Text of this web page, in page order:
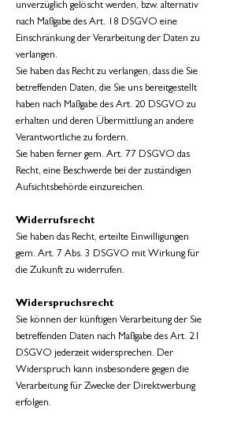
unverzüglich gelöscht werden, bzw. alternativ
nach Maßgabe des Art. 18 DSGVO eine
Einschränkung der Verarbeitung der Daten zu
verlangen.
Sie haben das Recht zu verlangen, dass die Sie
betreffenden Daten, die Sie uns bereitgestellt
haben nach Maßgabe des Art. 20 DSGVO zu
erhalten und deren Übermittlung an andere
Verantwortliche zu fordern.
Sie haben ferner gem. Art. 77 DSGVO das
Recht, eine Beschwerde bei der zuständigen
Aufsichtsbehörde einzureichen.
Widerrufsrecht
Sie haben das Recht, erteilte Einwilligungen
gem. Art. 7 Abs. 3 DSGVO mit Wirkung für
die Zukunft zu widerrufen.
Widerspruchsrecht
Sie können der künftigen Verarbeitung der Sie
betreffenden Daten nach Maßgabe des Art. 21
DSGVO jederzeit widersprechen. Der
Widerspruch kann insbesondere gegen die
Verarbeitung für Zwecke der Direktwerbung
erfolgen.